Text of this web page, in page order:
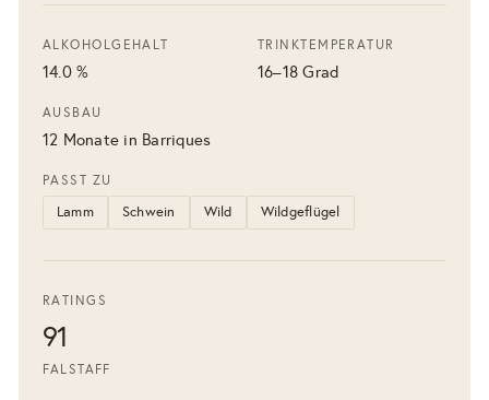
ALKOHOLGEHALT
14.0 %
TRINKTEMPERATUR
16–18 Grad
AUSBAU
12 Monate in Barriques
PASST ZU
Lamm Schwein Wild Wildgeflügel
RATINGS
91
FALSTAFF